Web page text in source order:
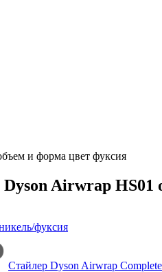
и форма цвет фуксия
Airwrap HS01
Стайлер Dyson Airwrap